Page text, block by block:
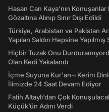
Hasan Can Kaya’nın
Gözaltına Alınıp Sınır Dışı Edildi
Türkiye, Arabistan ve Pakistan
Yapılan Saldırı Hepsine Yapılmış
Hiçbir Tuzak Onu
Olan Kedi Yakalandı
İçme Suyuna Kur'an-ı Kerim
İlimizde 24 Saat Devam Ediyor
Fatih Altaylı’dan Çok
Küçük’ün Adını Verdi